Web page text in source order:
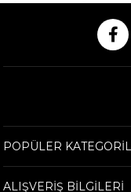
POPÜLER
ALIŞVERİŞ BİLGİLERİ